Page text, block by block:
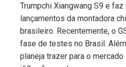
Trumpchi Xiangwang S9 e
lançamentos da montadora
brasileiro. Recentemente, o
fase de testes no Brasil.
planeja trazer para o mercado